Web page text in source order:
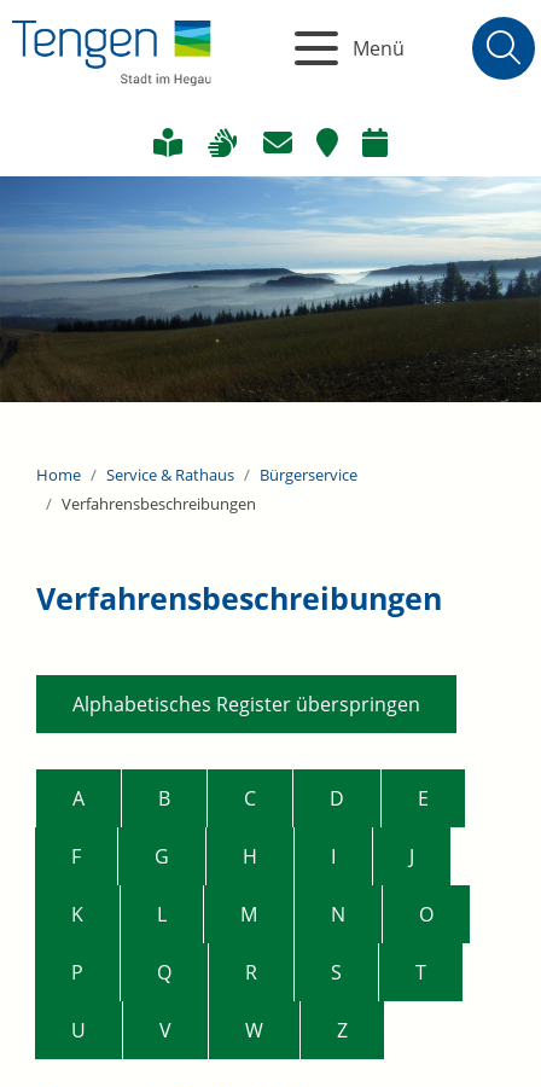
Menü
Home Service & Rathaus
Bürgerservice
Verfahrensbeschreibungen
Verfahrensbeschreibungen
Alphabetisches Register überspringen
A B C D E
F G H I J
K L M N O
P Q R S T
U V W Z